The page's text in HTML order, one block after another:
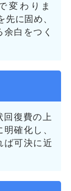
変わりま
先に固め、
白をつく
回復費の上
確化し、
ば可決に近